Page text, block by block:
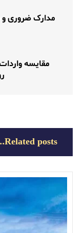
مدارک ضروری و
مقایسه
Related posts...